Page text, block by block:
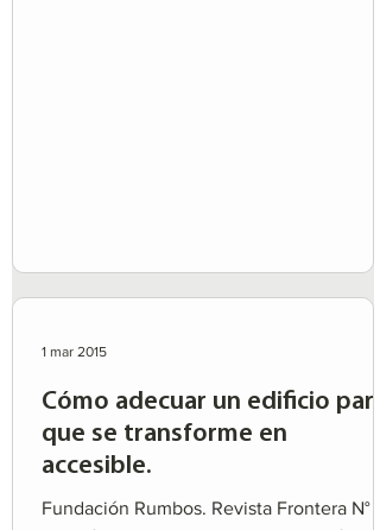
Cómo adecuar un edificio para
que se transforme en
accesible.
Fundación Rumbos. Revista Frontera N°
1 mar 2015